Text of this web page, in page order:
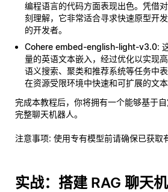
编程语言的代码方面表现出色。凭借
刻理解，它非常适合寻求快速原型开
的开发者。
Cohere embed-english-light-v3.0:
量的英语文本嵌入，经过优化以实现
语义搜索、聚类和推荐系统等任务中
在资源受限环境中快速和可扩展的文本
完成本教程后，你将拥有一个能够基于
完整聊天机器人。
注意事项: 使用专有模型前请确保已获取
实战：搭建 RAG 聊天